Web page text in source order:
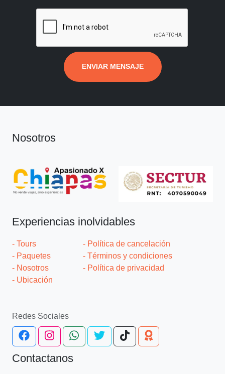
ENVIAR MENSAJE
Nosotros
Experiencias inolvidables
- Tours
- Paquetes
- Nosotros
- Ubicación
- Política de cancelación
- Términos y condiciones
- Política de privacidad
Redes Sociales
Contactanos